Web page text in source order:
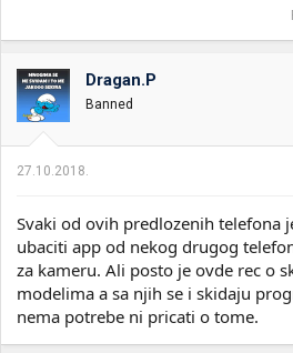
Dragan.P
Banned
27.10.2018.
Svaki od ovih predlozenih telefona
ubaciti app od nekog drugog
za kameru. Ali posto je ovde rec o
modelima a sa njih se i skidaju
nema potrebe ni pricati o tome.